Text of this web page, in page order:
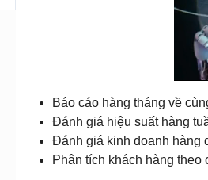
Báo cáo hàng tháng về
Đánh giá hiệu suất hàng
Đánh giá kinh doanh hàng
Phân tích khách hàng